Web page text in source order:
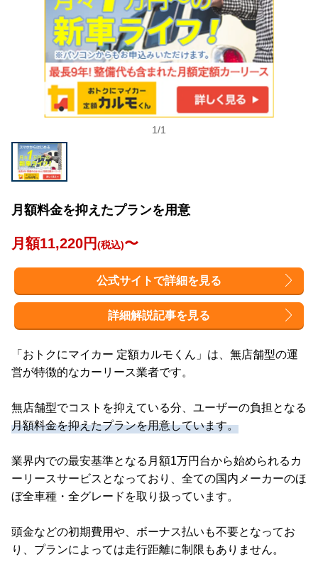
1/1
月額料金を抑えたプランを用意
月額11,220円(税込)〜
公式サイトで詳細を見る
詳細解説記事を見る
「おトクにマイカー 定額カルモくん」は、無店舗型の運
営が特徴的なカーリース業者です。
無店舗型でコストを抑えている分、ユーザーの負担となる
月額料金を抑えたプランを用意しています。
業界内での最安基準となる月額1万円台から始められるカ
ーリースサービスとなっており、全ての国内メーカーのほ
ぼ全車種・全グレードを取り扱っています。
頭金などの初期費用や、ボーナス払いも不要となってお
り、プランによっては走行距離に制限もありません。